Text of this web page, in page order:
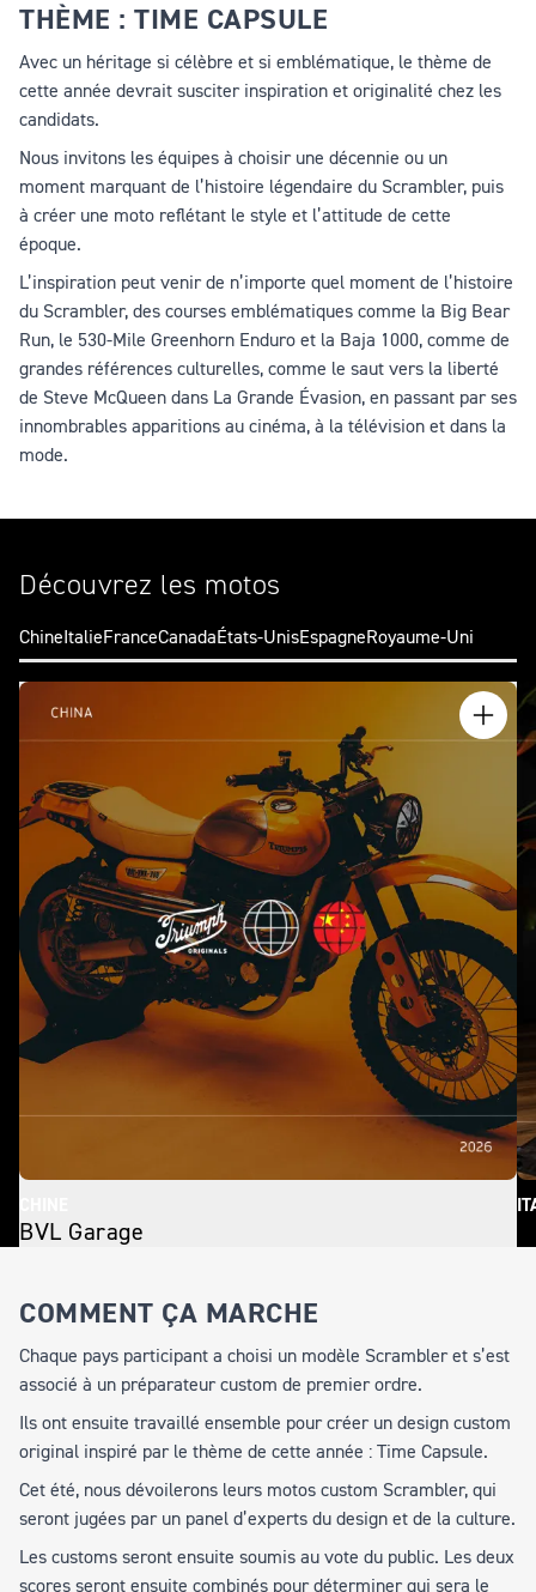
THÈME : TIME CAPSULE
Avec un héritage si célèbre et si emblématique, le thème de
cette année devrait susciter inspiration et originalité chez les
candidats.
Nous invitons les équipes à choisir une décennie ou un
moment marquant de l’histoire légendaire du Scrambler, puis
à créer une moto reflétant le style et l’attitude de cette
époque.
L’inspiration peut venir de n’importe quel moment de l’histoire
du Scrambler, des courses emblématiques comme la Big Bear
Run, le 530-Mile Greenhorn Enduro et la Baja 1000, comme de
grandes références culturelles, comme le saut vers la liberté
de Steve McQueen dans La Grande Évasion, en passant par ses
innombrables apparitions au cinéma, à la télévision et dans la
mode.
Découvrez les motos
Chine ItalieFranceCanadaÉtats-UnisEspagneRoyaume-Uni
BVL Garage
COMMENT ÇA MARCHE
Chaque pays participant a choisi un modèle Scrambler et s’est
associé à un préparateur custom de premier ordre.
Ils ont ensuite travaillé ensemble pour créer un design custom
original inspiré par le thème de cette année : Time Capsule.
Cet été, nous dévoilerons leurs motos custom Scrambler, qui
seront jugées par un panel d’experts du design et de la culture.
Les customs seront ensuite soumis au vote du public. Les deux
scores seront ensuite combinés pour déterminer qui sera le